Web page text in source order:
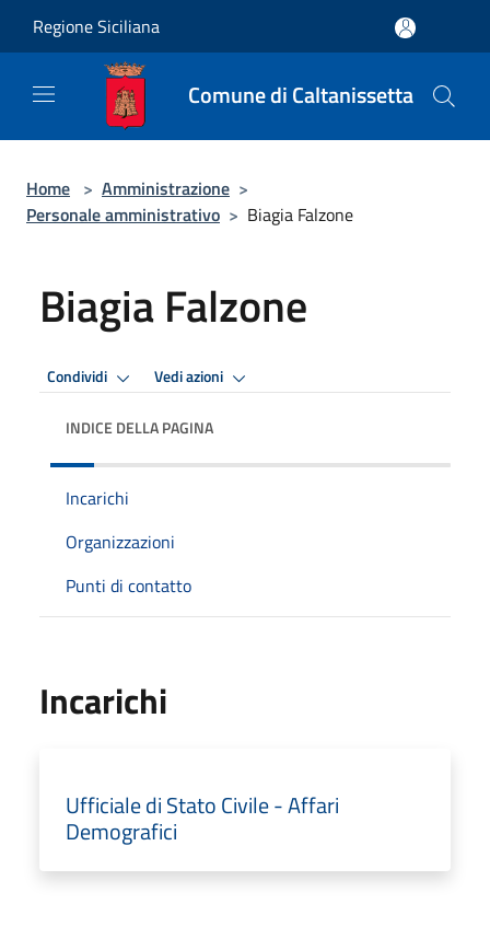
Regione Siciliana
Comune di Caltanissetta
Home > Amministrazione >
Personale amministrativo > Biagia Falzone
Biagia Falzone
Condividi Vedi azioni
INDICE DELLA PAGINA
Incarichi
Organizzazioni
Punti di contatto
Incarichi
Ufficiale di Stato Civile - Affari
Demografici